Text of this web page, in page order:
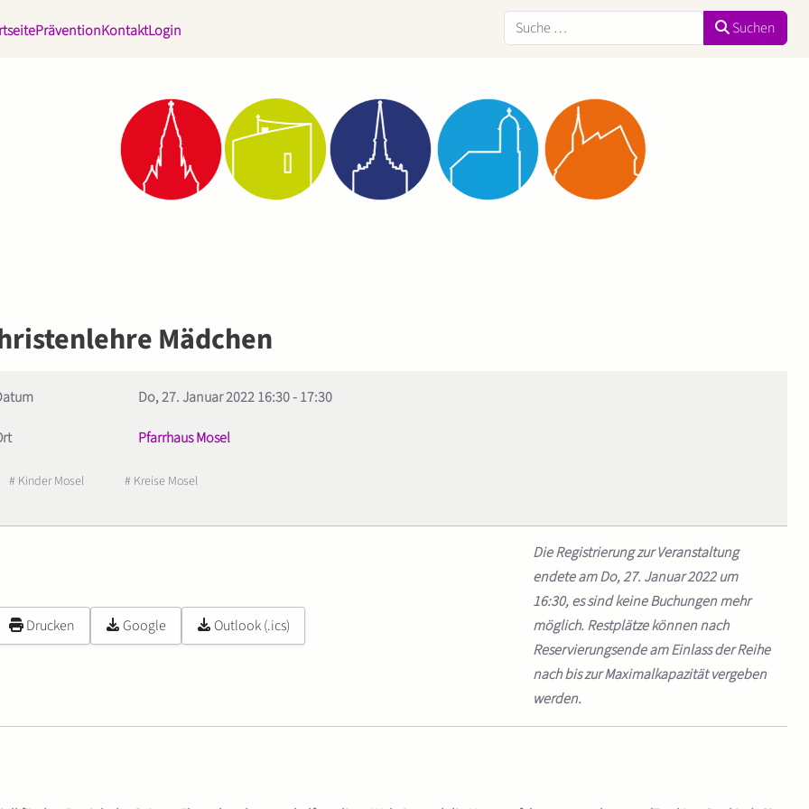
PräventionKontaktLogin Suchen Suchen
Mädchen
Do, 27. Januar 202216:30-17:30
Pfarrhaus Mosel
# Kinder Mosel # Kreise Mosel
Drucken Google Outlook (.ics)
Die Registrierung zur Veranstaltung
endete am Do, 27. Januar 2022 um
16:30, es sind keine Buchungen mehr
möglich. Restplätze können nach
Reservierungsende am Einlass der Reihe
nach bis zur Maximalkapazität vergeben
werden.